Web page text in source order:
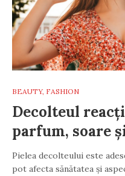
BEAUTY, FASHION
Decolteul
parfum, soare
Pielea decolteului este
pot afecta sănătatea și